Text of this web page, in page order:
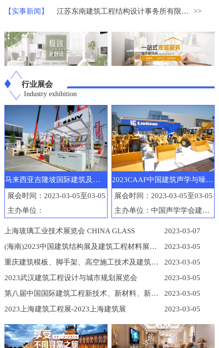
【实事新闻】 江苏东南建筑工程结构设计事务所有限公司荣获中国勘察设计协会 >>
行业展会
Industry exhibition
马来西亚吉隆坡国际建筑及工程机械展览会
展会时间：2023-03-05至03-05
主办单位：
2023CAAF中国建筑声学与噪声控制产业博览会
展会时间：2023-03-05至03-05
主办单位：中国声学学会建筑声学分会
上海玻璃工业技术展览会 CHINA GLASS
2023-03-07
(海南)2023中国建筑结构展及建筑工程材料展览会
2023-03-05
重庆建筑模板、脚手架、高空施工技术及建筑工程机械展
2023-03-05
2023武汉建筑工程设计与城市规划展览会
2023-03-05
第八届中国国际建筑工程新技术、新材料、新工艺及新装备博览会
2023-03-05
2023上海建筑工程展-2023上海建筑展
2023-03-05